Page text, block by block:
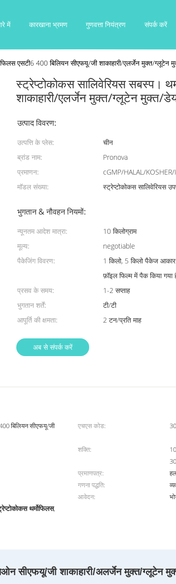
में कारखाना भ्रमण गुणवत्ता नियंत्रण संपर्क करें
एसटी6 400 बिलियन सीएफयू/जी शाकाहारी/एलर्जेन मुक्त/ग्लूटेन
स्ट्रेप्टोकोकस सालिवेरियस सबस्प।
शाकाहारी/एलर्जेन मुक्त/ग्लूटेन मुक्त/
उत्पाद विवरण:
उत्पत्ति के प्लेस:
चीन
ब्रांड नाम:
Pronova
प्रमाणन:
cGMP/HALAL/
मॉडल संख्या:
स्ट्रेप्टोकोकस सालिवेरियस
भुगतान & नौवहन नियमों:
न्यूनतम आदेश मात्रा:
10 किलोग्राम
मूल्य:
negotiable
पैकेजिंग विवरण:
1 किलो, 5 किलो पैकेज आकार
फ़ॉइल फिल्म में पैक किया गया
प्रसव के समय:
1-2 सप्ताह
भुगतान शर्तें:
टी/टी
आपूर्ति की क्षमता:
2 टन/प्रति माह
अब से संपर्क करें
बिलियन सीएफयू/जी
एचएस कोड:
शक्ति:
प्रमाणपत्र:
गणना पद्धति:
आवेदन:
थर्मोफिलस,
सीएफयू/जी शाकाहारी/अलर्जेन मुक्त/ग्लूटेन